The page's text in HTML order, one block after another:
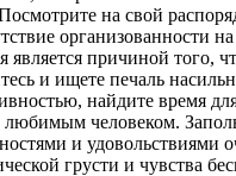
на свой
организованности на
является причиной того,
и ищете печаль
найдите время
любимым человеком.
и удовольствиями
грусти и чувства